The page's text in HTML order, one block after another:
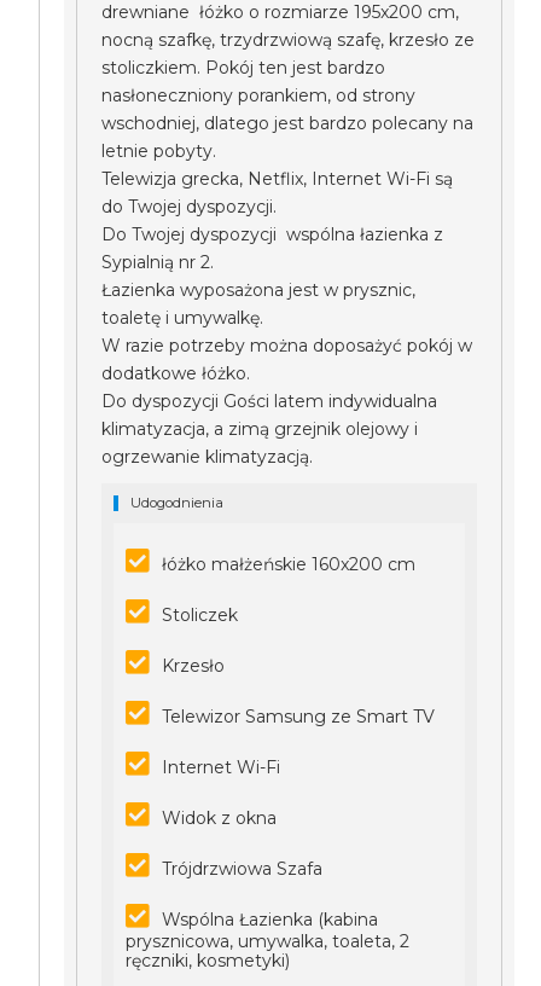
drewniane łóżko o rozmiarze 195x200 cm,
nocną szafkę, trzydrzwiową szafę, krzesło ze
stoliczkiem. Pokój ten jest bardzo
nasłoneczniony porankiem, od strony
wschodniej, dlatego jest bardzo polecany na
letnie pobyty.
Telewizja grecka, Netflix, Internet Wi-Fi są
do Twojej dyspozycji.
Do Twojej dyspozycji wspólna łazienka z
Sypialnią nr 2.
Łazienka wyposażona jest w prysznic,
toaletę i umywalkę.
W razie potrzeby można doposażyć pokój w
dodatkowe łóżko.
Do dyspozycji Gości latem indywidualna
klimatyzacja, a zimą grzejnik olejowy i
ogrzewanie klimatyzacją.
Udogodnienia
łóżko małżeńskie 160x200 cm
Stoliczek
Krzesło
Telewizor Samsung ze Smart TV
Internet Wi-Fi
Widok z okna
Trójdrzwiowa Szafa
Wspólna Łazienka (kabina
prysznicowa, umywalka, toaleta, 2
ręczniki, kosmetyki)